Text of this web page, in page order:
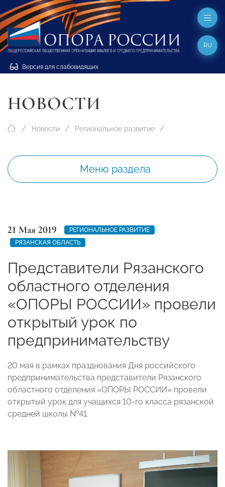
Версия для слабовидящих
RU
НОВОСТИ
Новости Региональное развитие
Меню раздела
21 Мая 2019
РЕГИОНАЛЬНОЕ РАЗВИТИЕ
РЯЗАНСКАЯ ОБЛАСТЬ
Представители Рязанского
областного отделения
«ОПОРЫ РОССИИ» провели
открытый урок по
предпринимательству
20 мая в рамках празднования Дня российского
предпринимательства представители Рязанского
областного отделения «ОПОРЫ РОССИИ» провели
открытый урок для учащихся 10-го класса рязанской
средней школы №41.